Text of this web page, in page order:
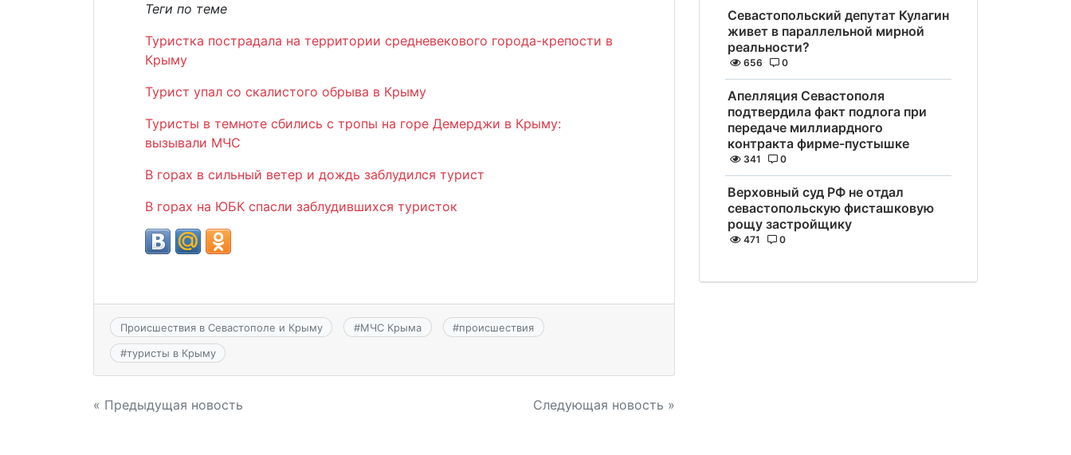
Теги по теме
Туристка пострадала на территории средневекового города-крепости в
Крыму
Турист упал со скалистого обрыва в Крыму
Туристы в темноте сбились с тропы на горе Демерджи в Крыму:
вызывали МЧС
В горах в сильный ветер и дождь заблудился турист
В горах на ЮБК спасли заблудившихся туристок
Происшествия в Севастополе и Крыму #МЧС Крыма #происшествия
#туристы в Крыму
Навигация
« Предыдущая новость Следующая новость »
Севастопольский депутат Кулагин
живет в параллельной мирной
реальности?
656 0
Апелляция Севастополя
подтвердила факт подлога при
передаче миллиардного
контракта фирме-пустышке
341 0
Верховный суд РФ не отдал
севастопольскую фисташковую
рощу застройщику
471 0